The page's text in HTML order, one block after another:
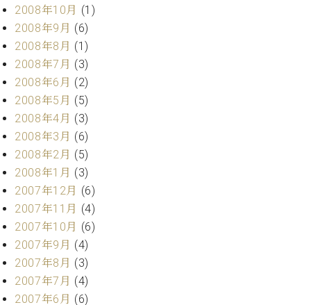
2008年10月 (1)
2008年9月 (6)
2008年8月 (1)
2008年7月 (3)
2008年6月 (2)
2008年5月 (5)
2008年4月 (3)
2008年3月 (6)
2008年2月 (5)
2008年1月 (3)
2007年12月 (6)
2007年11月 (4)
2007年10月 (6)
2007年9月 (4)
2007年8月 (3)
2007年7月 (4)
2007年6月 (6)